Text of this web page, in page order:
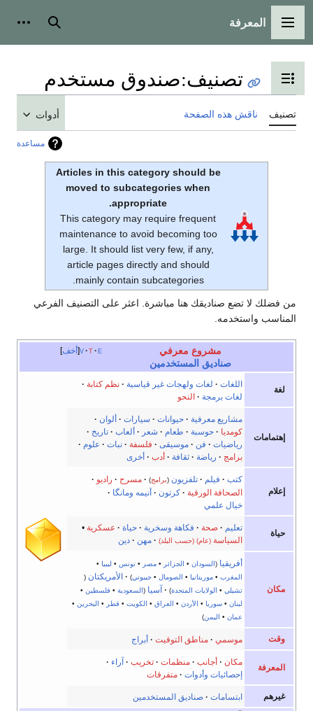
القائمة الرئيسية
المعرفة بحث
تبديل عرض جدول المحتويات
تصنيف:صندوق مستخدم
تصنيف ناقش هذه الصفحة أدوات
مساعدة
Articles in this category should be
moved to subcategories when
appropriate.
This category may require frequent
maintenance to avoid becoming too
large. It should list very few, if any,
article pages directly and should
mainly contain subcategories.
من فضلك لا تضع صناديقك هنا مباشرة. اعثر على التصنيف الفرعي
المناسب واستخدمه.
أخف v t e
مشروع معرفي
صناديق المستخدمين
لغة
اللغات · لغات ولهجات غير قياسية · نظم كتابة ·
لغات برمجة · النحو
إهتمامات
مشاريع معرفية · حيوانات · سيارات · ألوان ·
كومديا · حوسبة · طعام · شعر · ألعاب · تاريخ ·
رياضيات · فن · موسيقى · فلسفة · نبات · علوم ·
برامج · رياضة · ثقافة · أدب · أخرى
إعلام
كتب · فيلم · تلفزيون (برامج)
· مسرح · راديو ·
الصحافة الورقية · كرتون · أنيمه ومانگا ·
خيال علمي
حياة
تعليم · صحة · فكاهة وسخرية · حياة · عسكرية •
السياسة(عام) (حسب البلد) · مهن · دين
مكان
أفريقيا (السودان • الجزائر • مصر • تونس • ليبيا •
المغرب • موريتانيا • الصومال • جيبوتي)
· الأمريكتان (
تشيلي • الولايات المتحدة)
· آسيا (السعودية • فلسطين •
لبنان • سوريا • الأردن • العراق • الكويت • قطر • البحرين •
عمان • اليمن)
وقت موسمي · مناطق التوقيت · أبراج
المعرفة
مكان · أجانب · منظمات · تخريب · آراء ·
إحصائيات وأدوات · متفرقات
غيرهم ابتسامات · صناديق المستخدمين